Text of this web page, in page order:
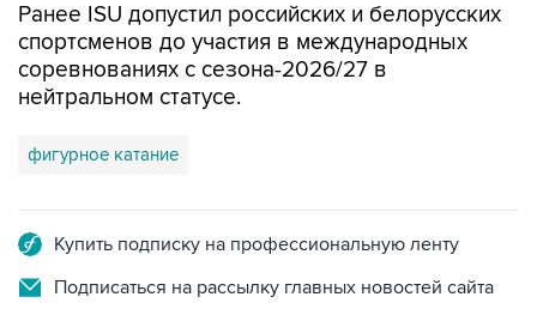
Ранее ISU допустил российских и белорусских
спортсменов до участия в международных
соревнованиях с сезона-2026/27 в
нейтральном статусе.
фигурное катание
Купить подписку на профессиональную ленту
Подписаться на рассылку главных новостей сайта